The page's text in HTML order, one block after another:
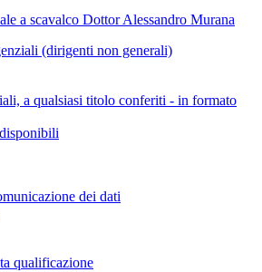
a scavalco Dottor Alessandro Murana
(dirigenti non generali)
a qualsiasi titolo conferiti - in formato
dei dati
qualificazione